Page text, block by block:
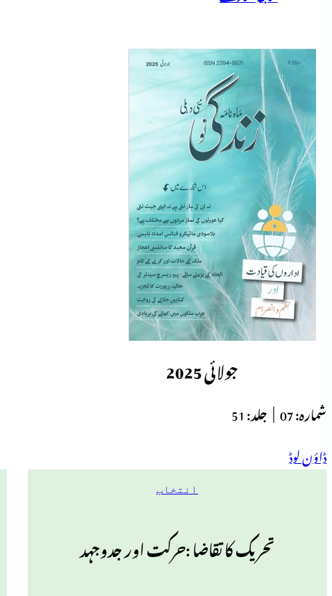
جولائی 2025
شمارہ: جلد:
ڈاؤن لوڈ
انتخاب
تحريک کا تقاضا :حرکت اور جدوجہد